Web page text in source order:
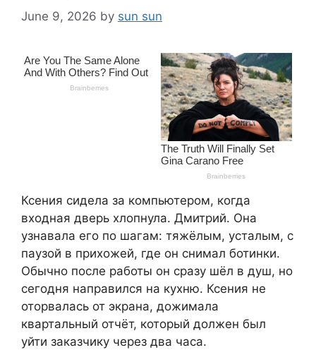
June 9, 2026 by sun sun
Ксения сидела за компьютером, когда
входная дверь хлопнула. Дмитрий. Она
узнавала его по шагам: тяжёлым, усталым, с
паузой в прихожей, где он снимал ботинки.
Обычно после работы он сразу шёл в душ, но
сегодня направился на кухню. Ксения не
оторвалась от экрана, дожимала
квартальный отчёт, который должен был
уйти заказчику через два часа.